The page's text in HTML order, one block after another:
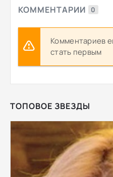
КОММЕНТАРИИ 0
Комментариев
стать первым
ТОПОВОЕ ЗВЕЗДЫ